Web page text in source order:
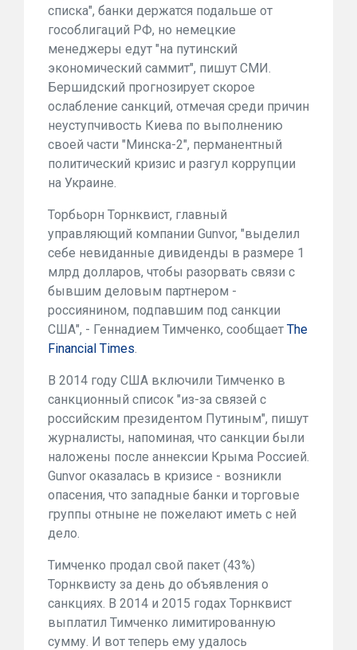
списка", банки держатся подальше от
гособлигаций РФ, но немецкие
менеджеры едут "на путинский
экономический саммит", пишут СМИ.
Бершидский прогнозирует скорое
ослабление санкций, отмечая среди причин
неуступчивость Киева по выполнению
своей части "Минска-2", перманентный
политический кризис и разгул коррупции
на Украине.
Торбьорн Торнквист, главный
управляющий компании Gunvor, "выделил
себе невиданные дивиденды в размере 1
млрд долларов, чтобы разорвать связи с
бывшим деловым партнером -
россиянином, подпавшим под санкции
США", - Геннадием Тимченко, сообщает The
Financial Times.
В 2014 году США включили Тимченко в
санкционный список "из-за связей с
российским президентом Путиным", пишут
журналисты, напоминая, что санкции были
наложены после аннексии Крыма Россией.
Gunvor оказалась в кризисе - возникли
опасения, что западные банки и торговые
группы отныне не пожелают иметь с ней
дело.
Тимченко продал свой пакет (43%)
Торнквисту за день до объявления о
санкциях. В 2014 и 2015 годах Торнквист
выплатил Тимченко лимитированную
сумму. И вот теперь ему удалось